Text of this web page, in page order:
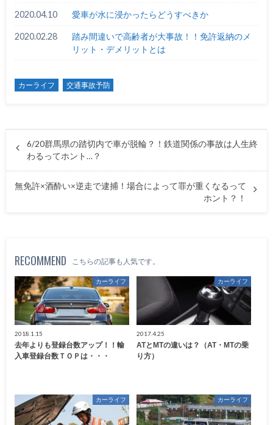
2020.04.10 愛車が水に浸かったらどうすべきか
2020.02.28
踏み間違いで高齢者が大事故！！免許返納のメ
リット・デメリットとは
カーライフ 交通事故予防
6/20群馬県の踏切内で車が脱輪？！鉄道関係の事故は人生終
わるってホント…？
無免許×酒酔い×逆走で逮捕！場合によって罪が重くなるって
ホント？！
RECOMMEND こちらの記事も人気です。
カーライフ
2018.1.15
去年よりも登録台数アップ！！輸
入車登録台数ＴＯＰは・・・
カーライフ
2017.4.25
ATとMTの違いは？（AT・MTの乗
り方）
カーライフ カーライフ